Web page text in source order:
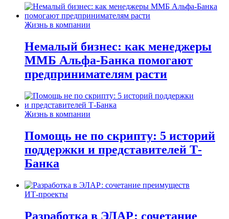
Жизнь в компании
Немалый бизнес: как менеджеры
ММБ Альфа-Банка помогают
предпринимателям расти
Жизнь в компании
Помощь не по скрипту: 5 историй
поддержки и представителей Т-
Банка
ИТ-проекты
Разработка в ЭЛАР: сочетание